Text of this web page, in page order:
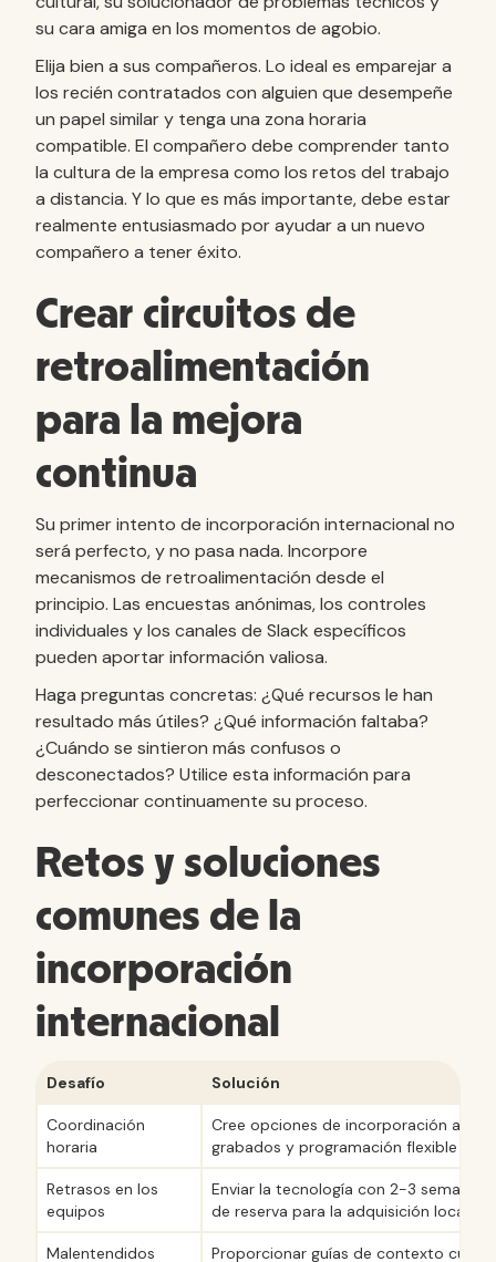
su cara amiga en los momentos de agobio.
Elija bien a sus compañeros. Lo ideal es emparejar a
los recién contratados con alguien que desempeñe
un papel similar y tenga una zona horaria
compatible. El compañero debe comprender tanto
la cultura de la empresa como los retos del trabajo
a distancia. Y lo que es más importante, debe estar
realmente entusiasmado por ayudar a un nuevo
compañero a tener éxito.
Crear circuitos de
retroalimentación
para la mejora
continua
Su primer intento de incorporación internacional no
será perfecto, y no pasa nada. Incorpore
mecanismos de retroalimentación desde el
principio. Las encuestas anónimas, los controles
individuales y los canales de Slack específicos
pueden aportar información valiosa.
Haga preguntas concretas: ¿Qué recursos le han
resultado más útiles? ¿Qué información faltaba?
¿Cuándo se sintieron más confusos o
desconectados? Utilice esta información para
perfeccionar continuamente su proceso.
Retos y soluciones
comunes de la
incorporación
internacional
Desafío Solución
Coordinación
horaria
Cree opciones de incorporación
grabados y programación flexible de
Retrasos en los
equipos
Enviar la tecnología con 2-3 semanas
de reserva para la adquisición local en
Malentendidos
Proporcionar guías de contexto